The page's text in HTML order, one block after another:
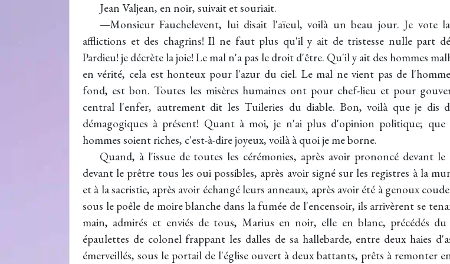
Jean Valjean, en noir, suivait et souriait.
—Monsieur Fauchelevent, lui disait l'aïeul, voilà un beau jour. Je vote
afflictions et des chagrins! Il ne faut plus qu'il y ait de tristesse nulle part
Pardieu! je décrète la joie! Le mal n'a pas le droit d'être. Qu'il y ait des hommes
en vérité, cela est honteux pour l'azur du ciel. Le mal ne vient pas de
fond, est bon. Toutes les misères humaines ont pour chef-lieu et pour
central l'enfer, autrement dit les Tuileries du diable. Bon, voilà que je dis
démagogiques à présent! Quant à moi, je n'ai plus d'opinion politique; que
hommes soient riches, c'est-à-dire joyeux, voilà à quoi je me borne.
Quand, à l'issue de toutes les cérémonies, après avoir prononcé devant le
devant le prêtre tous les oui possibles, après avoir signé sur les registres à la
et à la sacristie, après avoir échangé leurs anneaux, après avoir été à genoux
sous le poêle de moire blanche dans la fumée de l'encensoir, ils arrivèrent se
main, admirés et enviés de tous, Marius en noir, elle en blanc, précédés du
épaulettes de colonel frappant les dalles de sa hallebarde, entre deux haies
émerveillés, sous le portail de l'église ouvert à deux battants, prêts à remonter